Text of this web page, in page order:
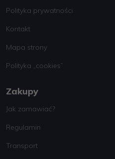
Polityka prywatności
Kontakt
Mapa strony
Polityka „cookies”
Zakupy
Jak zamawiać?
Regulamin
Transport